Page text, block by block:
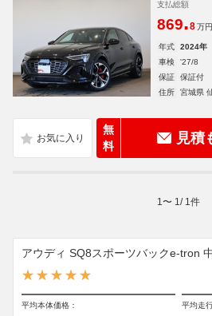
支払総額
869.8 万円
年式 2024年
車検
'27/8
保証
保証付
住所
宮城県
無
料
見積
1 〜 1 / 1 件
アウディ SQ8スポーツバックe-tron
平均本体価格： 平均走